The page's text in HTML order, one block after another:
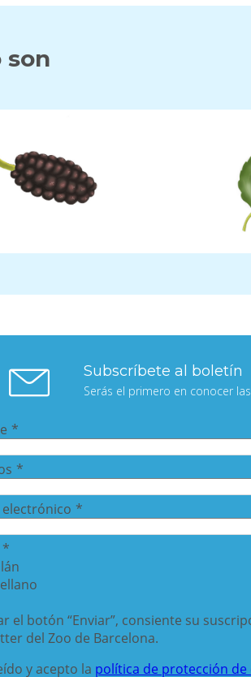
son
Subscríbete al boletín
Serás el primero en conocer